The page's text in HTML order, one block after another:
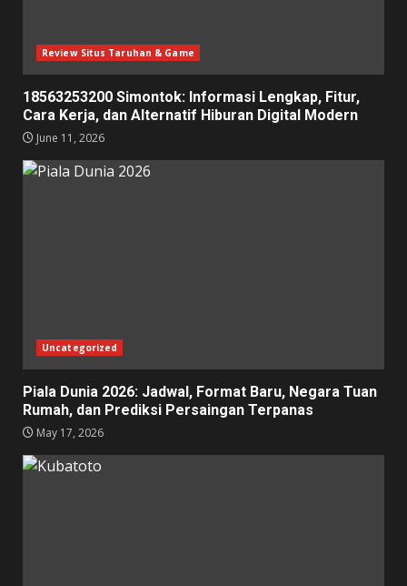
Review Situs Taruhan & Game
18563253200 Simontok: Informasi Lengkap, Fitur,
Cara Kerja, dan Alternatif Hiburan Digital Modern
June 11, 2026
Uncategorized
Piala Dunia 2026: Jadwal, Format Baru, Negara Tuan
Rumah, dan Prediksi Persaingan Terpanas
May 17, 2026